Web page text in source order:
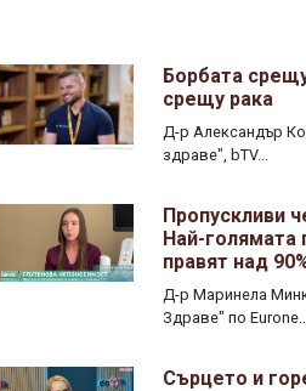
Борбата
срещу рака
Д-р Александър
здраве", bTV...
Пропускливи
Най-голямата
правят над
Д-р Маринела
Здраве" по Eurone...
Сърцето и